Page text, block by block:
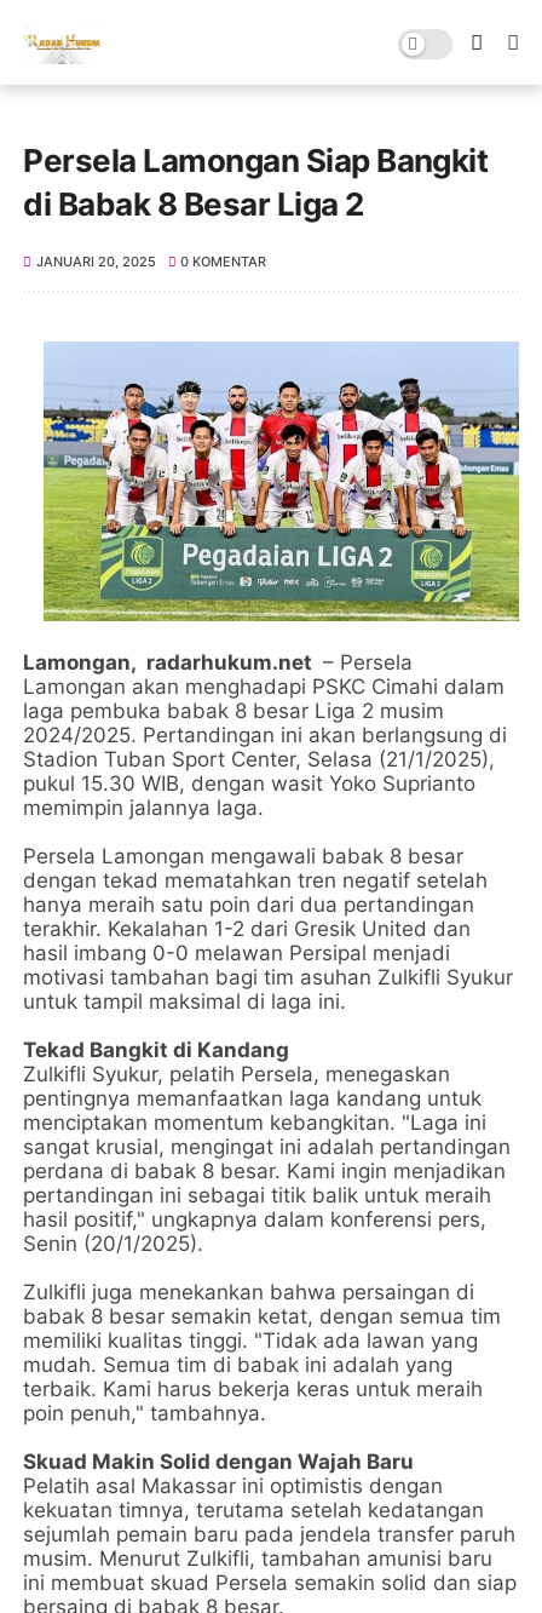
Persela Lamongan Siap Bangkit
di Babak 8 Besar Liga 2
JANUARI 20, 2025 0 KOMENTAR
Lamongan, radarhukum.net – Persela
Lamongan akan menghadapi PSKC Cimahi dalam
laga pembuka babak 8 besar Liga 2 musim
2024/2025. Pertandingan ini akan berlangsung di
Stadion Tuban Sport Center, Selasa (21/1/2025),
pukul 15.30 WIB, dengan wasit Yoko Suprianto
memimpin jalannya laga.
Persela Lamongan mengawali babak 8 besar
dengan tekad mematahkan tren negatif setelah
hanya meraih satu poin dari dua pertandingan
terakhir. Kekalahan 1-2 dari Gresik United dan
hasil imbang 0-0 melawan Persipal menjadi
motivasi tambahan bagi tim asuhan Zulkifli Syukur
untuk tampil maksimal di laga ini.
Tekad Bangkit di Kandang
Zulkifli Syukur, pelatih Persela, menegaskan
pentingnya memanfaatkan laga kandang untuk
menciptakan momentum kebangkitan. "Laga ini
sangat krusial, mengingat ini adalah pertandingan
perdana di babak 8 besar. Kami ingin menjadikan
pertandingan ini sebagai titik balik untuk meraih
hasil positif," ungkapnya dalam konferensi pers,
Senin (20/1/2025).
Zulkifli juga menekankan bahwa persaingan di
babak 8 besar semakin ketat, dengan semua tim
memiliki kualitas tinggi. "Tidak ada lawan yang
mudah. Semua tim di babak ini adalah yang
terbaik. Kami harus bekerja keras untuk meraih
poin penuh," tambahnya.
Skuad Makin Solid dengan Wajah Baru
Pelatih asal Makassar ini optimistis dengan
kekuatan timnya, terutama setelah kedatangan
sejumlah pemain baru pada jendela transfer paruh
musim. Menurut Zulkifli, tambahan amunisi baru
ini membuat skuad Persela semakin solid dan siap
bersaing di babak 8 besar.